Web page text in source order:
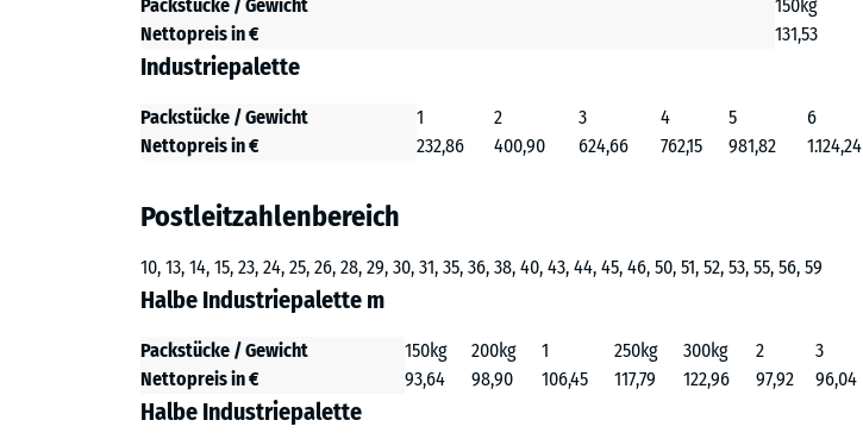
Packstücke / Gewicht 150kg
Nettopreis in €
131,53
Industriepalette
Packstücke / Gewicht 1 2 3 4 5 6
Nettopreis in €
232,86 400,90 624,66 762,15 981,82 1.124,24
Postleitzahlenbereich
10, 13, 14, 15, 23, 24, 25, 26, 28, 29, 30, 31, 35, 36, 38, 40, 43, 44, 45, 46, 50, 51, 52, 53, 55, 56, 59
Halbe Industriepalette m
Packstücke / Gewicht 150kg 200kg 1 250kg 300kg 2 3
Nettopreis in €
93,64 98,90 106,45 117,79 122,96 97,92 96,04
Halbe Industriepalette